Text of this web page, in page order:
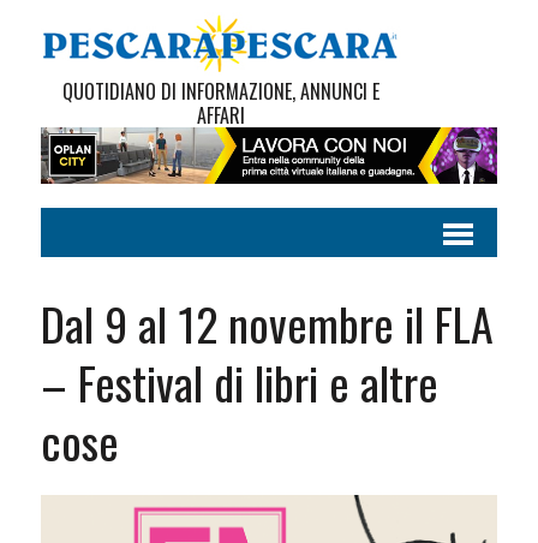
QUOTIDIANO DI INFORMAZIONE, ANNUNCI E
AFFARI
Dal 9 al 12 novembre il FLA
– Festival di libri e altre
cose